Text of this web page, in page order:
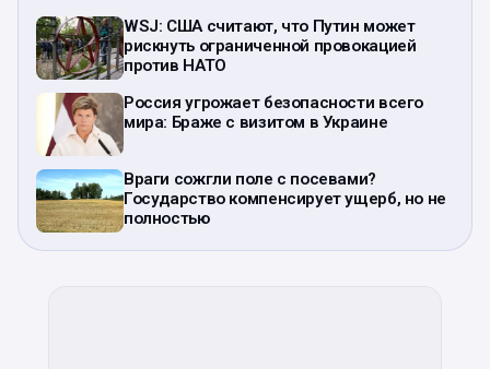
WSJ: США считают, что Путин может
рискнуть ограниченной провокацией
против НАТО
Россия угрожает безопасности всего
мира: Браже с визитом в Украине
Враги сожгли поле с посевами?
Государство компенсирует ущерб, но не
полностью